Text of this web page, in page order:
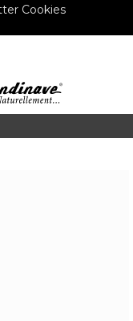
Cookies